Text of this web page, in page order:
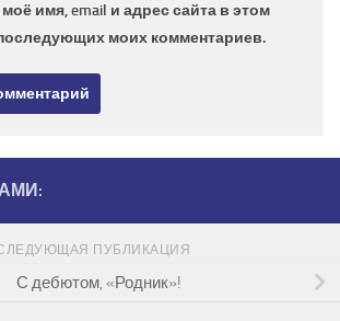
имя, email и адрес сайта в этом
моих комментариев.
ПУБЛИКАЦИЯ
С дебютом, «Родник»!